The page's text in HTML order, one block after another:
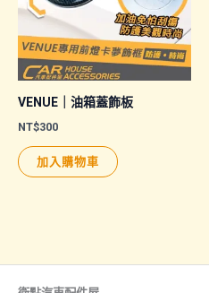
VENUE｜油箱蓋飾板
NT$300
加入購物車